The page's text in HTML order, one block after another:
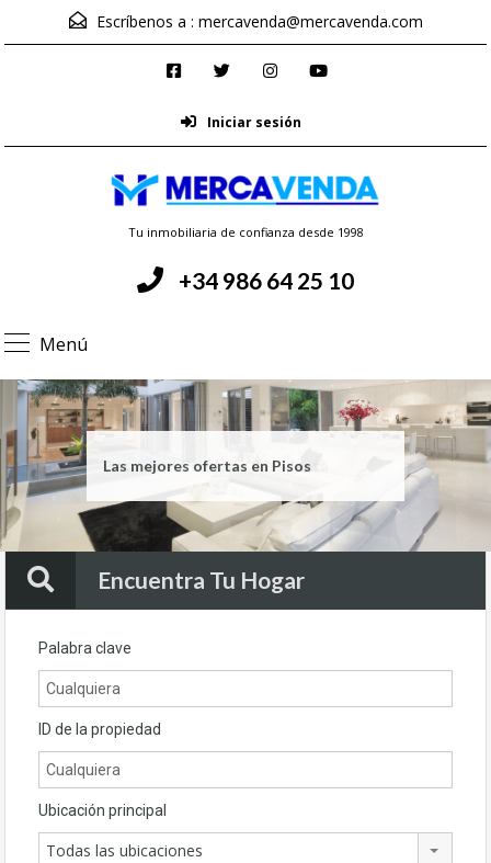
Escríbenos a : mercavenda@mercavenda.com
Iniciar sesión
Tu inmobiliaria de confianza desde 1998
+34 986 64 25 10
Menú
Las mejores ofertas en Pisos
Casa en el Condado Paradanta
Pisos en Ponteareas
Encuentra Tu Hogar
Palabra clave
ID de la propiedad
Ubicación principal
Todas las ubicaciones